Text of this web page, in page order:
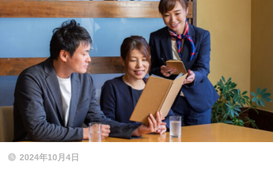
2024年10月4日